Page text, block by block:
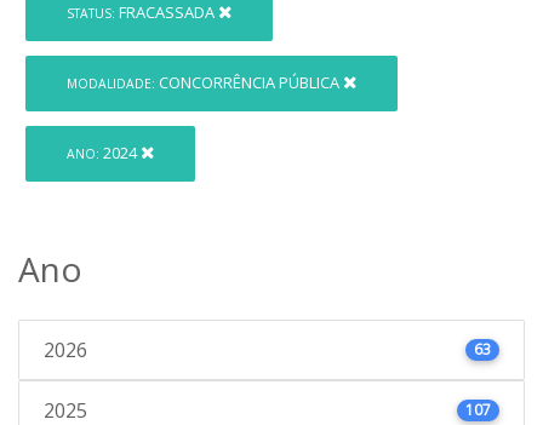
STATUS: FRACASSADA
MODALIDADE: CONCORRÊNCIA PÚBLICA
ANO: 2024
Ano
2026 63
2025 107